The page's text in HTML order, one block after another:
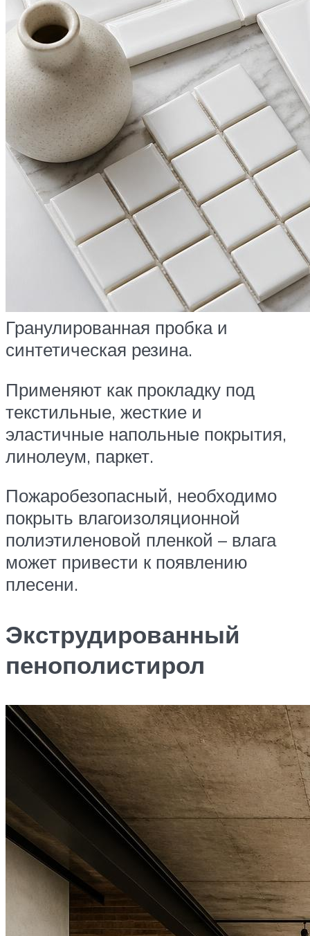
Гранулированная пробка и
синтетическая резина.
Применяют как прокладку под
текстильные, жесткие и
эластичные напольные покрытия,
линолеум, паркет.
Пожаробезопасный, необходимо
покрыть влагоизоляционной
полиэтиленовой пленкой – влага
может привести к появлению
плесени.
Экструдированный
пенополистирол